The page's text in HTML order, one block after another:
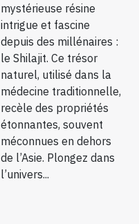
mystérieuse résine
intrigue et fascine
depuis des millénaires :
le Shilajit. Ce trésor
naturel, utilisé dans la
médecine traditionnelle,
recèle des propriétés
étonnantes, souvent
méconnues en dehors
de l’Asie. Plongez dans
l’univers...